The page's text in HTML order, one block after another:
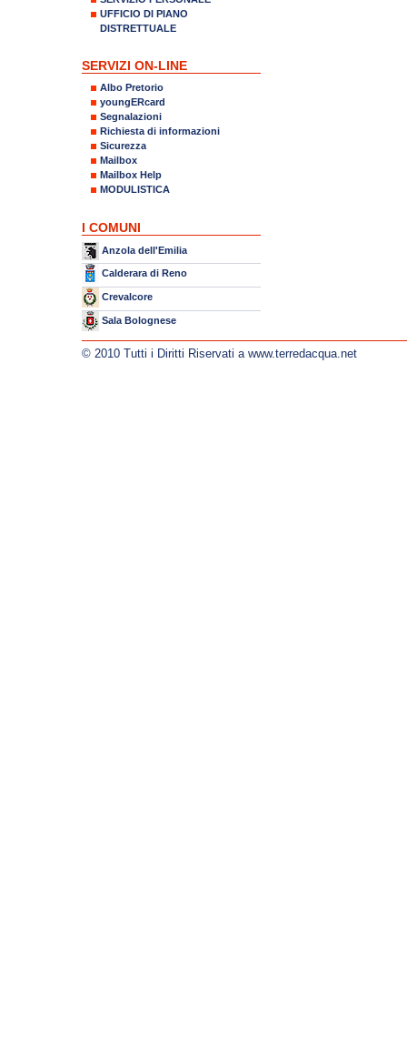
UFFICIO DI PIANO
DISTRETTUALE
SERVIZI ON-LINE
Albo Pretorio
youngERcard
Segnalazioni
Richiesta di informazioni
Sicurezza
Mailbox
Mailbox Help
MODULISTICA
I COMUNI
Anzola dell'Emilia
Calderara di Reno
Crevalcore
Sala Bolognese
© 2010 Tutti i Diritti Riservati a www.terredacqua.net